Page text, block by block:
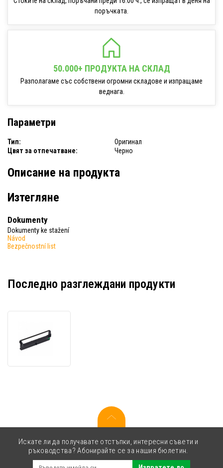
поръчката.
50.000+ ПРОДУКТА НА СКЛАД
Разполагаме със собствени огромни складове и изпращаме
веднага.
Параметри
Тип:
Оригинал
Цвят за отпечатване:
Черно
Описание на продукта
Изтегляне
Dokumenty
Dokumenty ke stažení
Návod
Bezpečnostní list
Последно разглеждани продукти
мастилена
Искате ли да получавате отстъпки, интересни съвети и
ръководства? Абонирайте се за нашия бюлетин.